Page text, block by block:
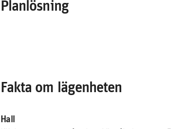
Planlösning
Fakta om lägenheten
Hall